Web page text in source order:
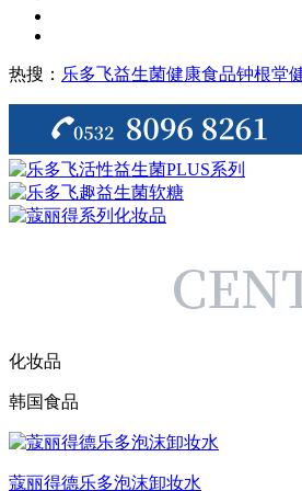
热搜： 乐多飞益生菌健康食品钟根堂
化妆品
韩国食品
蔻丽得德乐多泡沫卸妆水